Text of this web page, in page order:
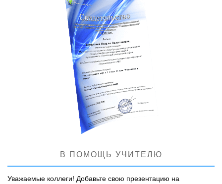
В ПОМОЩЬ УЧИТЕЛЮ
Уважаемые коллеги! Добавьте свою презентацию на